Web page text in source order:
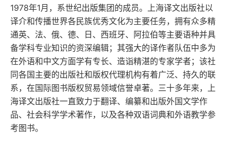
约翰·福特
菲利普·马辛杰
约翰·马斯顿
但丁
1978年1月，系世纪出版集团的成员。上海译文出版社以
译介和传播世界各民族优秀文化为主要任务，拥有众多精
通英、法、俄、德、日、西班牙、阿拉伯等主要语种并具
备学科专业知识的资深编辑；其强大的译作者队伍中多为
在外语和中文方面学有专长、造诣精湛的专家学者；该社
同各国主要的出版社和版权代理机构有着广泛、持久的联
系，在国际图书版权贸易领域信誉卓著。三十多年来，上
海译文出版社一直致力于翻译、编纂和出版外国文学作
品、社会科学学术著作，以及各种双语词典和外语教学参
考图书。